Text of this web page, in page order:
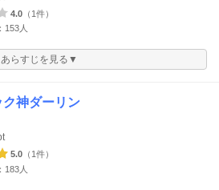
4.0 （1件）
153人
あらすじを見る▼
ク神ダーリン
5.0 （1件）
183人